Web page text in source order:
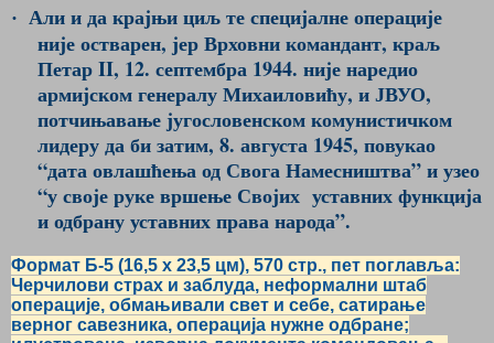
· Али и да крајњи циљ те специјалне операције
није остварен, јер Врховни командант, краљ
Петар II, 12. септембра 1944. није наредио
армијском генералу Михаиловићу, и ЈВУО,
потчињавање југословенском комунистичком
лидеру да би затим, 8. августа 1945, повукао
“дата овлашћења од Свога Намесништва” и узео
“у своје руке вршење Својих уставних функција
и одбрану уставних права народа”.
Формат Б-5 (16,5 х 23,5 цм), 570 стр., пет поглавља:
Черчилови страх и заблуда, неформални штаб
операције, обмањивали свет и себе, сатирање
верног савезника, операција нужне одбране;